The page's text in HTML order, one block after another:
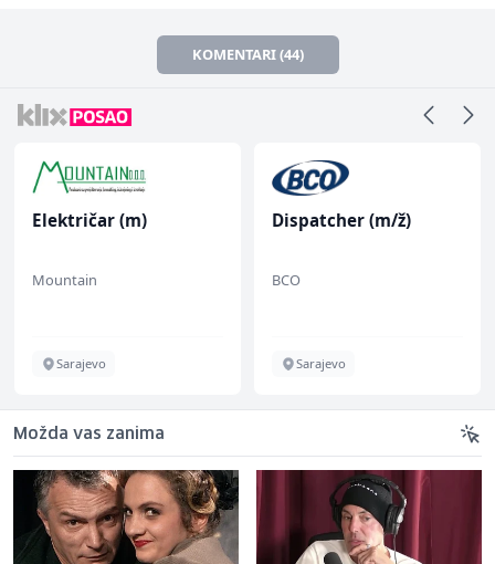
KOMENTARI (44)
Električar (m)
Mountain
Sarajevo
Dispatcher (m/ž)
BCO
Sarajevo
Možda vas zanima